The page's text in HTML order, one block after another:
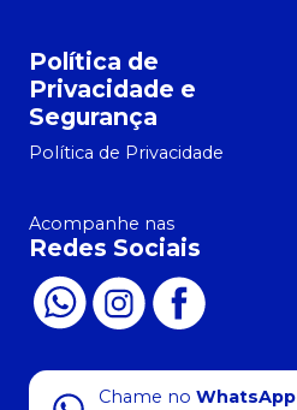
Política de
Privacidade e
Segurança
Política de Privacidade
Acompanhe nas
Redes Sociais
Chame no WhatsApp